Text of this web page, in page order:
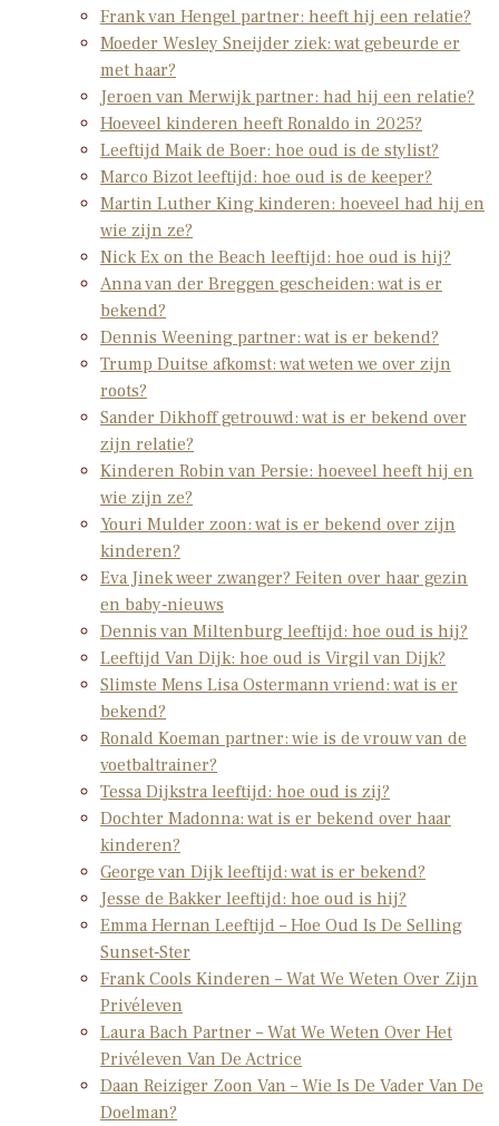
Frank van Hengel partner: heeft hij een relatie?
Moeder Wesley Sneijder ziek: wat gebeurde er
met haar?
Jeroen van Merwijk partner: had hij een relatie?
Hoeveel kinderen heeft Ronaldo in 2025?
Leeftijd Maik de Boer: hoe oud is de stylist?
Marco Bizot leeftijd: hoe oud is de keeper?
Martin Luther King kinderen: hoeveel had hij en
wie zijn ze?
Nick Ex on the Beach leeftijd: hoe oud is hij?
Anna van der Breggen gescheiden: wat is er
bekend?
Dennis Weening partner: wat is er bekend?
Trump Duitse afkomst: wat weten we over zijn
roots?
Sander Dikhoff getrouwd: wat is er bekend over
zijn relatie?
Kinderen Robin van Persie: hoeveel heeft hij en
wie zijn ze?
Youri Mulder zoon: wat is er bekend over zijn
kinderen?
Eva Jinek weer zwanger? Feiten over haar gezin
en baby‑nieuws
Dennis van Miltenburg leeftijd: hoe oud is hij?
Leeftijd Van Dijk: hoe oud is Virgil van Dijk?
Slimste Mens Lisa Ostermann vriend: wat is er
bekend?
Ronald Koeman partner: wie is de vrouw van de
voetbaltrainer?
Tessa Dijkstra leeftijd: hoe oud is zij?
Dochter Madonna: wat is er bekend over haar
kinderen?
George van Dijk leeftijd: wat is er bekend?
Jesse de Bakker leeftijd: hoe oud is hij?
Emma Hernan Leeftijd – Hoe Oud Is De Selling
Sunset‑Ster
Frank Cools Kinderen – Wat We Weten Over Zijn
Privéleven
Laura Bach Partner – Wat We Weten Over Het
Privéleven Van De Actrice
Daan Reiziger Zoon Van – Wie Is De Vader Van De
Doelman?